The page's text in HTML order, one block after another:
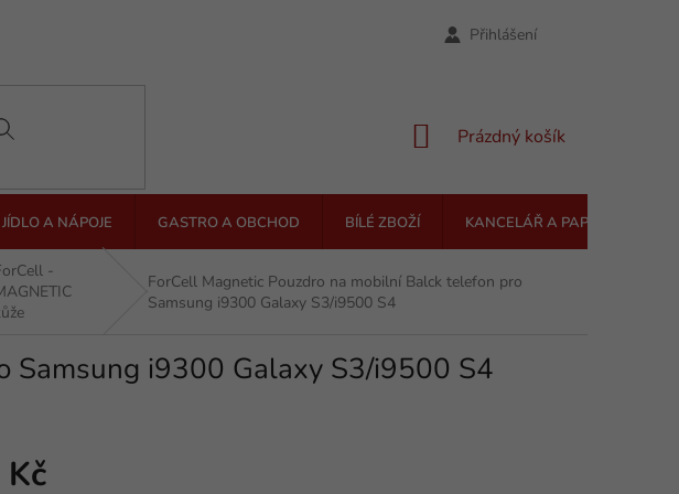
Přihlášení
NÁKUPNÍ
Prázdný košík
JÍDLO A NÁPOJE GASTRO A OBCHOD BÍLÉ ZBOŽÍ KANCELÁŘ A PAPÍRNICTVÍ
-
ForCell Magnetic Pouzdro na mobilní Balck telefon pro
Samsung i9300 Galaxy S3/i9500 S4
Samsung i9300 Galaxy S3/i9500 S4